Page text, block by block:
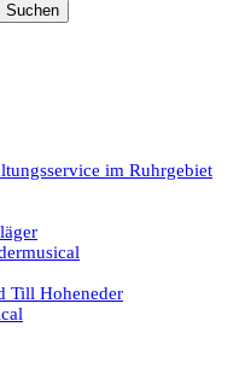
im Ruhrgebiet
Till Hoheneder